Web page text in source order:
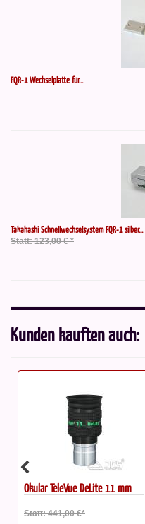
FQR-1 Wechselplatte für...
Takahashi Schnellwechselsystem FQR-1 silber...
Statt: 123,00 € *
Kunden kauften auch:
Okular TeleVue DeLite 11 mm
Statt: 441,00 €*